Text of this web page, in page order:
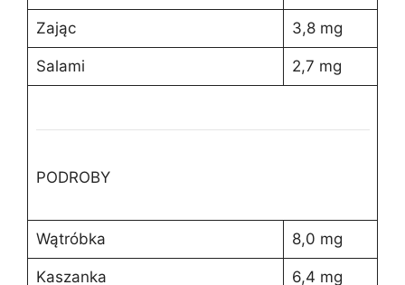
Zając 3,8 mg
Salami 2,7 mg
PODROBY
Wątróbka 8,0 mg
Kaszanka 6,4 mg